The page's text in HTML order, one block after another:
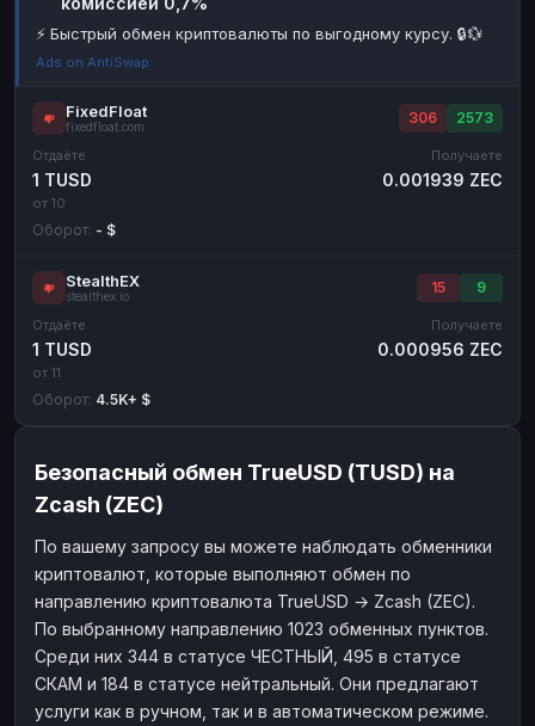
Наличные RUB
Наличные
Наличные
Наличные RUB
KZT
⚡ Быстрый обмен криптовалюты по выгодному курсу. 🔒💱
Ads on AntiSwap
FixedFloat
fixedfloat.com
306 2573
Отдаёте
1 TUSD
от 10
Получаете
0.001939 ZEC
Оборот: - $
StealthEX
stealthex.io
15 9
Отдаёте
1 TUSD
от 11
Получаете
0.000956 ZEC
Оборот: 4.5K+ $
Безопасный обмен TrueUSD (TUSD) на
Zcash (ZEC)
По вашему запросу вы можете наблюдать обменники
криптовалют, которые выполняют обмен по
направлению криптовалюта TrueUSD → Zcash (ZEC).
По выбранному направлению 1023 обменных пунктов.
Среди них 344 в статусе ЧЕСТНЫЙ, 495 в статусе
СКАМ и 184 в статусе нейтральный. Они предлагают
услуги как в ручном, так и в автоматическом режиме.